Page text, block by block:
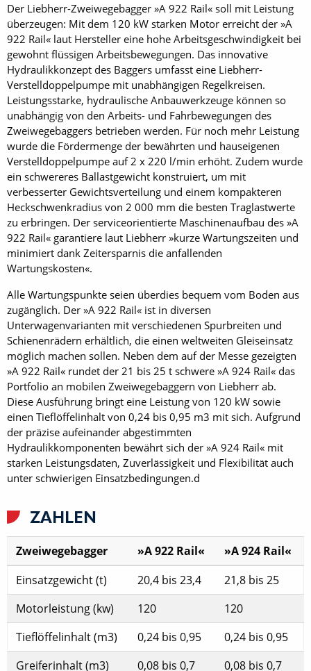
Der Liebherr-Zweiwegebagger »A 922 Rail« soll mit Leistung
überzeugen: Mit dem 120 kW starken Motor erreicht der »A
922 Rail« laut Hersteller eine hohe Arbeitsgeschwindigkeit bei
gewohnt flüssigen Arbeitsbewegungen. Das innovative
Hydraulikkonzept des Baggers umfasst eine Liebherr-
Verstelldoppelpumpe mit unabhängigen Regelkreisen.
Leistungsstarke, hydraulische Anbauwerkzeuge können so
unabhängig von den Arbeits- und Fahrbewegungen des
Zweiwegebaggers betrieben werden. Für noch mehr Leistung
wurde die Fördermenge der bewährten und hauseigenen
Verstelldoppelpumpe auf 2 x 220 l/min erhöht. Zudem wurde
ein schwereres Ballastgewicht konstruiert, um mit
verbesserter Gewichtsverteilung und einem kompakteren
Heckschwenkradius von 2 000 mm die besten Traglastwerte
zu erbringen. Der serviceorientierte Maschinenaufbau des »A
922 Rail« garantiere laut Liebherr »kurze Wartungszeiten und
minimiert dank Zeitersparnis die anfallenden
Wartungskosten«.
Alle Wartungspunkte seien überdies bequem vom Boden aus
zugänglich. Der »A 922 Rail« ist in diversen
Unterwagenvarianten mit verschiedenen Spurbreiten und
Schienenrädern erhältlich, die einen weltweiten Gleiseinsatz
möglich machen sollen. Neben dem auf der Messe gezeigten
»A 922 Rail« rundet der 21 bis 25 t schwere »A 924 Rail« das
Portfolio an mobilen Zweiwegebaggern von Liebherr ab.
Diese Ausführung bringt eine Leistung von 120 kW sowie
einen Tieflöffelinhalt von 0,24 bis 0,95 m3 mit sich. Aufgrund
der präzise aufeinander abgestimmten
Hydraulikkomponenten bewährt sich der »A 924 Rail« mit
starken Leistungsdaten, Zuverlässigkeit und Flexibilität auch
unter schwierigen Einsatzbedingungen.d
ZAHLEN
Zweiwegebagger »A 922 Rail«
»A 924 Rail«
Einsatzgewicht (t)
20,4 bis 23,4
21,8 bis 25
Motorleistung (kw)
120
120
Tieflöffelinhalt (m3)
0,24 bis 0,95
0,24 bis 0,95
Greiferinhalt (m3)
0,08 bis 0,7 0,08 bis 0,7